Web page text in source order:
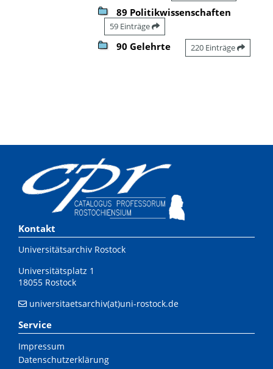
89 Politikwissenschaften
59 Einträge
90 Gelehrte 220 Einträge
Kontakt
Universitätsarchiv Rostock
Universitätsplatz 1
18055 Rostock
universitaetsarchiv(at)uni-rostock.de
Service
Impressum
Datenschutzerklärung